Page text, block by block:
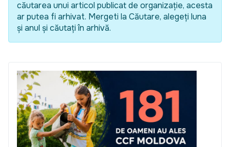
căutarea unui articol publicat de organizație, acesta
ar putea fi arhivat. Mergeti la Căutare, alegeți luna
și anul și căutați în arhivă.